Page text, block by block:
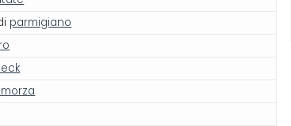
parmigiano